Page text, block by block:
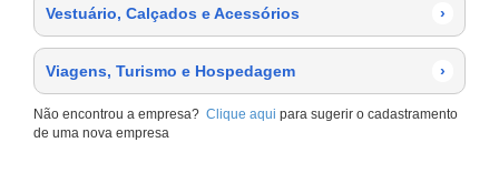
Vestuário, Calçados e Acessórios ›
Viagens, Turismo e Hospedagem ›
Não encontrou a empresa? Clique aqui para sugerir o cadastramento
de uma nova empresa